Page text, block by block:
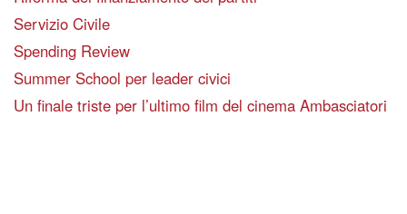
Servizio Civile
Spending Review
Summer School per leader civici
Un finale triste per l’ultimo film del cinema Ambasciatori